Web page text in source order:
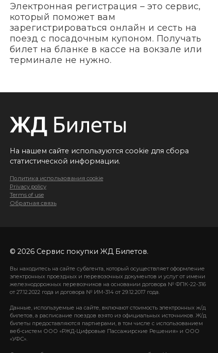
Электронная регистрация – это сервис,
который поможет вам
зарегистрироваться онлайн и сесть на
поезд с посадочным купоном. Получать
билет на бланке в кассе на вокзале или
терминале не нужно.
На нашем сайте используются cookie для сбора
статистической информации.
Политика использования cookie
Privacy policy
Terms of use
Обратная связь
© 2026 Сервис покупки ЖД Билетов.
Вы находитесь на сайте субагента, который осуществляет оформление
электронных проездных и перевозочных документов и услуг от имени
железнодорожных перевозчиков на основании договора № ФПК-22-316
от 27.12.2022 года и договора № ИМ-314 от 29.12.2017 года.
Данные, используемые на сайте, включают стоимость электронных ж/д
билетов, а расписание поездов взято из официальных источников. Ж/д
билеты предоставляются партнерами, в том числе с использованием
веб-систем ООО «РЖД-Цифровые Пассажирские Решения» и ООО
«УФС».